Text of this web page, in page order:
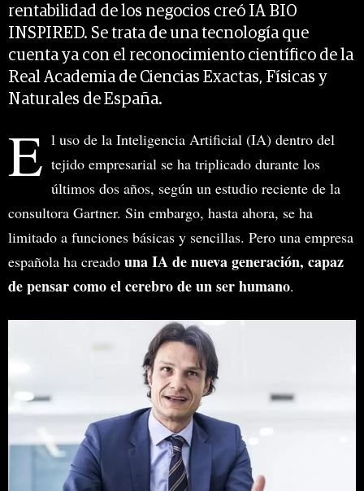
rentabilidad de los negocios creó IA BIO
INSPIRED. Se trata de una tecnología que
cuenta ya con el reconocimiento científico de la
Real Academia de Ciencias Exactas, Físicas y
Naturales de España.
E l uso de la Inteligencia Artificial (IA) dentro del
tejido empresarial se ha triplicado durante los
últimos dos años, según un estudio reciente de la
consultora Gartner. Sin embargo, hasta ahora, se ha
limitado a funciones básicas y sencillas. Pero una empresa
española ha creado una IA de nueva generación, capaz
de pensar como el cerebro de un ser humano.